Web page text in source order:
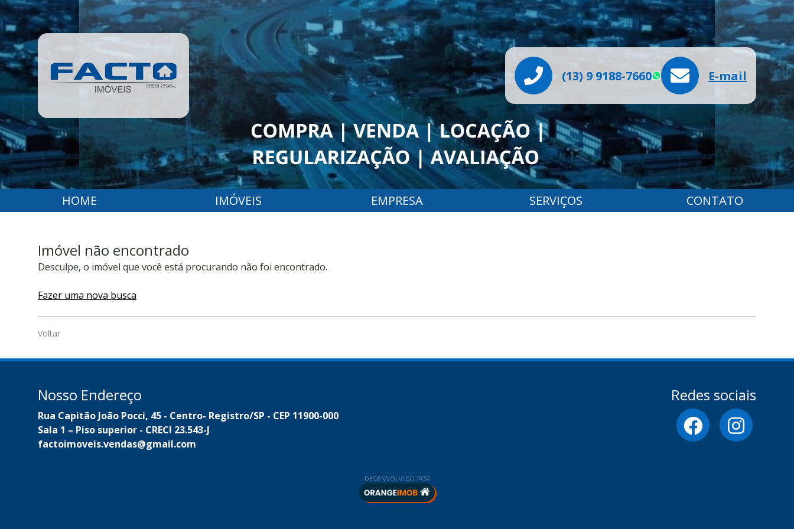
(13) 9 9188-7660 WhatsApp
E-mail
HOME IMÓVEIS EMPRESA SERVIÇOS CONTATO
Imóvel não encontrado
Desculpe, o imóvel que você está procurando não foi encontrado.
Fazer uma nova busca
Voltar
Nosso Endereço
Rua Capitão João Pocci, 45 - Centro- Registro/SP - CEP 11900-000
Sala 1 – Piso superior - CRECI 23.543-J
factoimoveis.vendas@gmail.com
Redes sociais
DESENVOLVIDO POR